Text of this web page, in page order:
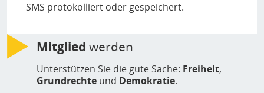
SMS protokolliert oder gespeichert.
Mitglied werden
Unterstützen Sie die gute Sache: Freiheit,
Grundrechte und Demokratie.